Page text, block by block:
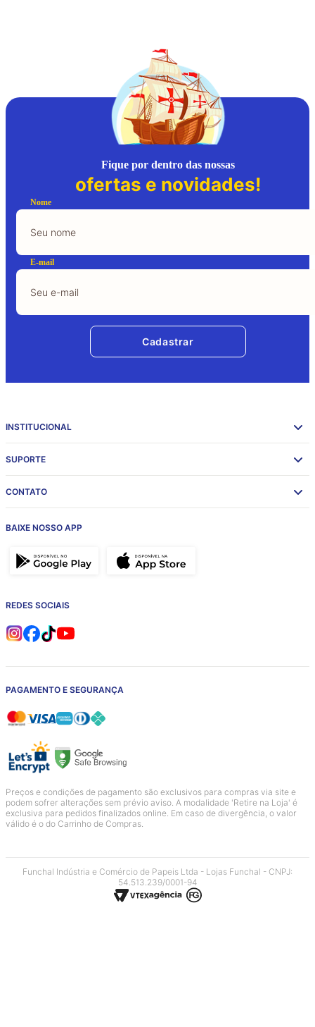
Fique por dentro das nossas
ofertas e novidades!
Nome
E-mail
Cadastrar
INSTITUCIONAL
SUPORTE
CONTATO
BAIXE NOSSO APP
REDES SOCIAIS
PAGAMENTO E SEGURANÇA
Preços e condições de pagamento são exclusivos para compras via site e
podem sofrer alterações sem prévio aviso. A modalidade 'Retire na Loja' é
exclusiva para pedidos finalizados online. Em caso de divergência, o valor
válido é o do Carrinho de Compras.
Funchal Indústria e Comércio de Papeis Ltda - Lojas Funchal - CNPJ:
54.513.239/0001-94